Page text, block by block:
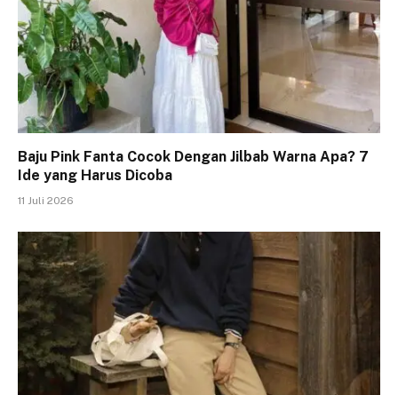
Baju Pink Fanta Cocok Dengan Jilbab Warna Apa? 7
Ide yang Harus Dicoba
11 Juli 2026